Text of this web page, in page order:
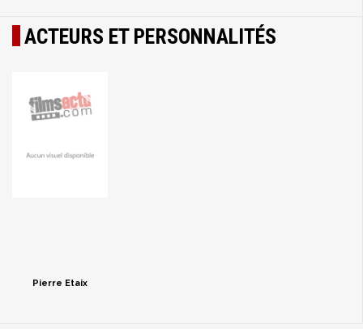
ACTEURS ET PERSONNALITÉS
Pierre Etaix